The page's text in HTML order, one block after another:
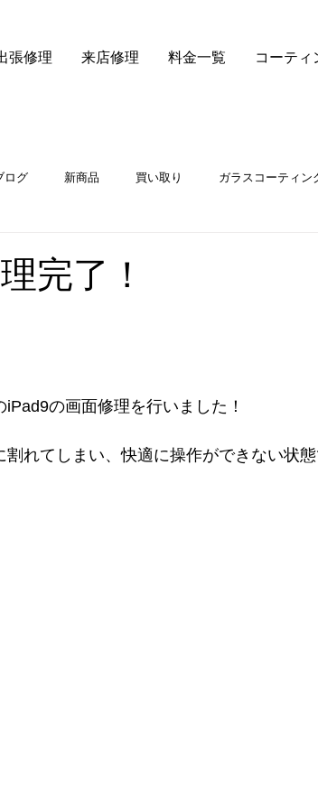
張修理 来店修理 料金一覧 コーティ
ログ 新商品 買い取り ガラスコーティン
完了！
の画面修理を行いました！
れてしまい、快適に操作ができない状態